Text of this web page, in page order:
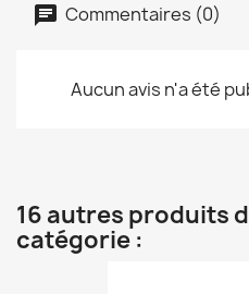
Commentaires (0)
Aucun avis n'a été
16 autres produits
catégorie :